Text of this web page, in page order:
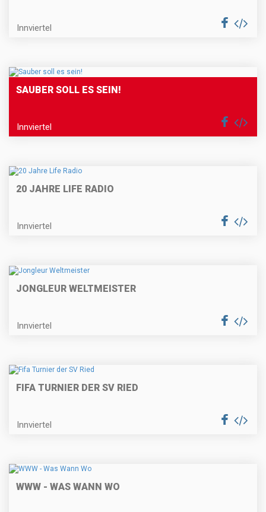
Innviertel
SAUBER SOLL ES SEIN!
Innviertel
20 JAHRE LIFE RADIO
Innviertel
JONGLEUR WELTMEISTER
Innviertel
FIFA TURNIER DER SV RIED
Innviertel
WWW - WAS WANN WO